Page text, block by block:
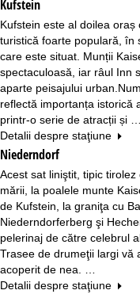
Kufstein
Kufstein este al doilea
turistică foarte populară, în
care este situat. Munții
spectaculoasă, iar râul Inn
aparte peisajului
reflectă importanța istorică
printr-o serie de atracții și …
Detalii despre staţiune
Niederndorf
Acest sat liniştit, tipic
mării, la poalele munte
de Kufstein, la graniţa cu
Niederndorferberg şi
pelerinaj de către celebrul
Trasee de drumeţii largi vă
acoperit de nea. …
Detalii despre staţiune